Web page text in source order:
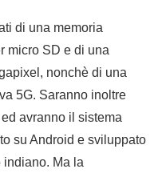
di una memoria
micro SD e di una
nonchè di una
5G. Saranno inoltre
avranno il sistema
su Android e sviluppato
indiano. Ma la